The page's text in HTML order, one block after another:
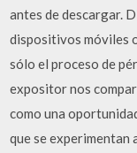
antes de descargar.
dispositivos móviles
sólo el proceso de
expositor nos
como una
que se experimentan